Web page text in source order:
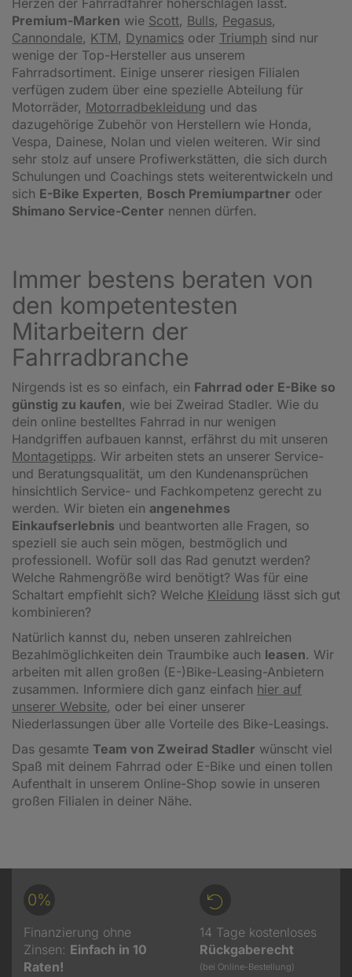
Premium-Marken wie Scott, Bulls, Pegasus,
Cannondale, KTM, Dynamics oder Triumph sind nur
wenige der Top-Hersteller aus unserem
Fahrradsortiment. Einige unserer riesigen Filialen
verfügen zudem über eine spezielle Abteilung für
Motorräder, Motorradbekleidung und das
dazugehörige Zubehör von Herstellern wie Honda,
Vespa, Dainese, Nolan und vielen weiteren. Wir sind
sehr stolz auf unsere Profiwerkstätten, die sich durch
Schulungen und Coachings stets weiterentwickeln und
sich E-Bike Experten, Bosch Premiumpartner oder
Shimano Service-Center nennen dürfen.
Immer bestens beraten von
den kompetentesten
Mitarbeitern der
Fahrradbranche
Nirgends ist es so einfach, ein Fahrrad oder E-Bike so
günstig zu kaufen, wie bei Zweirad Stadler. Wie du
dein online bestelltes Fahrrad in nur wenigen
Handgriffen aufbauen kannst, erfährst du mit unseren
Montagetipps. Wir arbeiten stets an unserer Service-
und Beratungsqualität, um den Kundenansprüchen
hinsichtlich Service- und Fachkompetenz gerecht zu
werden. Wir bieten ein angenehmes
Einkaufserlebnis und beantworten alle Fragen, so
speziell sie auch sein mögen, bestmöglich und
professionell. Wofür soll das Rad genutzt werden?
Welche Rahmengröße wird benötigt? Was für eine
Schaltart empfiehlt sich? Welche Kleidung lässt sich gut
kombinieren?
Natürlich kannst du, neben unseren zahlreichen
Bezahlmöglichkeiten dein Traumbike auch leasen. Wir
arbeiten mit allen großen (E-)Bike-Leasing-Anbietern
zusammen. Informiere dich ganz einfach hier auf
unserer Website, oder bei einer unserer
Niederlassungen über alle Vorteile des Bike-Leasings.
Das gesamte Team von Zweirad Stadler wünscht viel
Spaß mit deinem Fahrrad oder E-Bike und einen tollen
Aufenthalt in unserem Online-Shop sowie in unseren
großen Filialen in deiner Nähe.
0%
Finanzierung ohne
Zinsen: Einfach in 10
Raten!
14 Tage kostenloses
Rückgaberecht
(bei Online-Bestellung)